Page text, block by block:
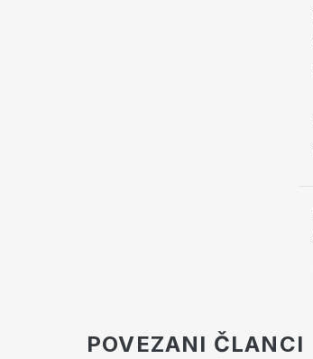
POVEZANI ČLANCI